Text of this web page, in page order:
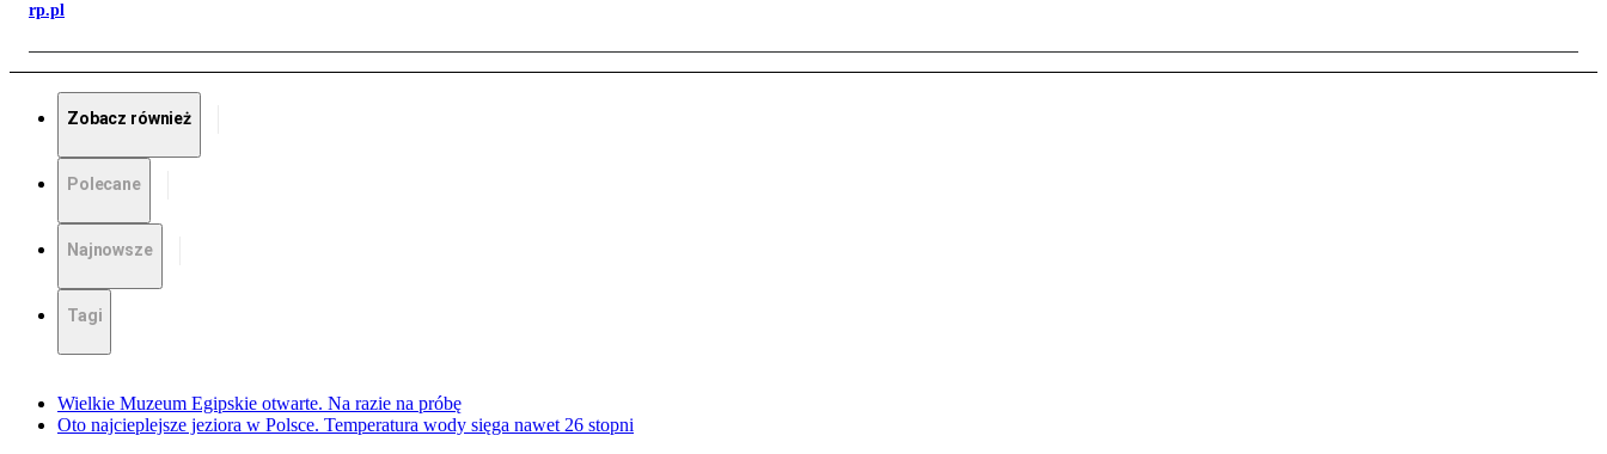
rp.pl
Zobacz również
Polecane
Najnowsze
Tagi
Wielkie Muzeum Egipskie otwarte. Na razie na próbę
Oto najcieplejsze jeziora w Polsce. Temperatura wody sięga nawet 26 stopni